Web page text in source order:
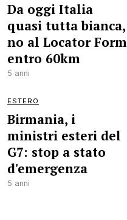
Da oggi Italia
quasi tutta bianca,
no al Locator Form
entro 60km
5 anni
ESTERO
Birmania, i
ministri esteri del
G7: stop a stato
d'emergenza
5 anni